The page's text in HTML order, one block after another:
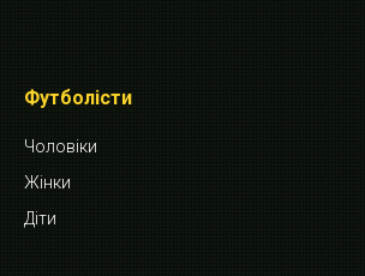
Футболісти
Чоловіки
Жінки
Діти